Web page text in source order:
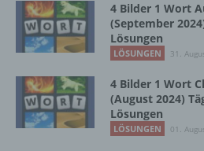
4 Bilder 1 Wort
(September
Lösungen
LÖSUNGEN 31.
4 Bilder 1 Wort
(August 2024)
Lösungen
LÖSUNGEN 01.
Betroffene Person ist
identifizierbare
personenbezogene
werden.
c) Verarbeitung